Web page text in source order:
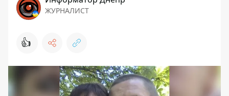
ЖУРНАЛИСТ
👍